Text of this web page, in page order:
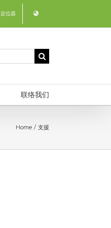
定位器
联络我们
Home 支援